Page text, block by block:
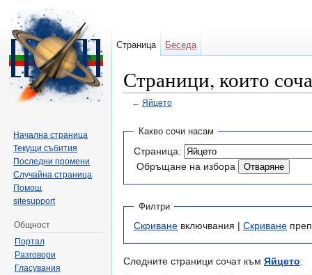
Страници, които
← Яйцето
Какво сочи насам
Страница:
Обръщане на избора
Филтри
Скриване включвания | Скриване
Следните страници сочат към Яйцето:
Страница Беседа
Начална страница
Текущи събития
Последни промени
Случайна страница
Помощ
sitesupport
Общност
Портал
Разговори
Гласувания